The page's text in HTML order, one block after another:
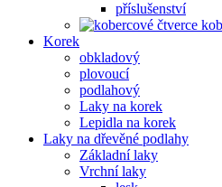
příslušenství
Korek
obkladový
plovoucí
podlahový
Laky na korek
Lepidla na korek
Laky na dřevěné podlahy
Základní laky
Vrchní laky